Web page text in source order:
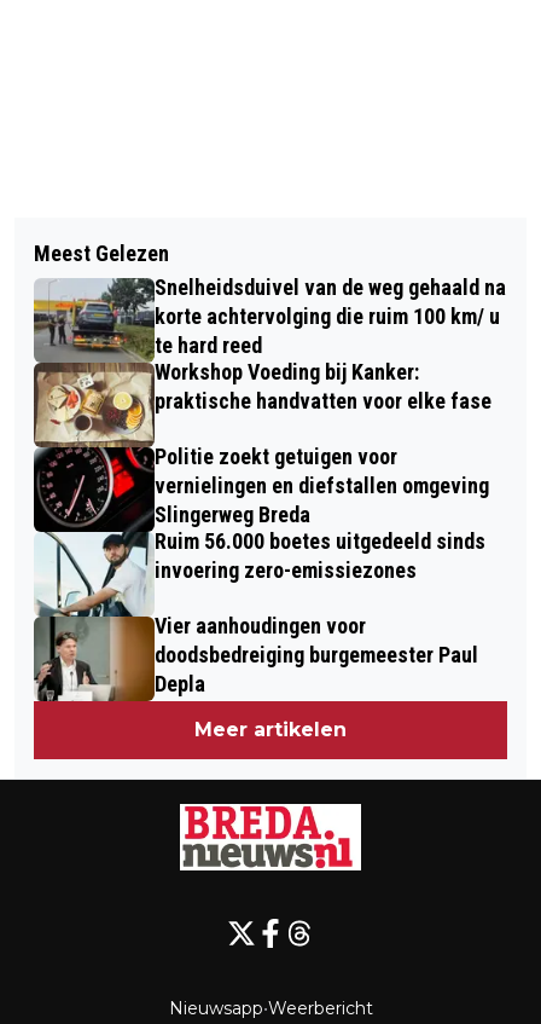
BREDANAARS UITGEDAAGD: EEN
WEEK ZONDER TOEGEVOEGDE
SUIKERS TIJDENS DE NATIONALE
SUIKER CHALLENGE
NAC BREDA TREKT MET SOCCER
CAMPS REGIO IN TIJDENS
ZOMERVAKANTIE
Meest Gelezen
Snelheidsduivel van de weg gehaald na
korte achtervolging die ruim 100 km/ u
te hard reed
Workshop Voeding bij Kanker:
praktische handvatten voor elke fase
Politie zoekt getuigen voor
vernielingen en diefstallen omgeving
Slingerweg Breda
Ruim 56.000 boetes uitgedeeld sinds
invoering zero-emissiezones
Vier aanhoudingen voor
doodsbedreiging burgemeester Paul
Depla
Meer artikelen
Nieuwsapp•Weerbericht